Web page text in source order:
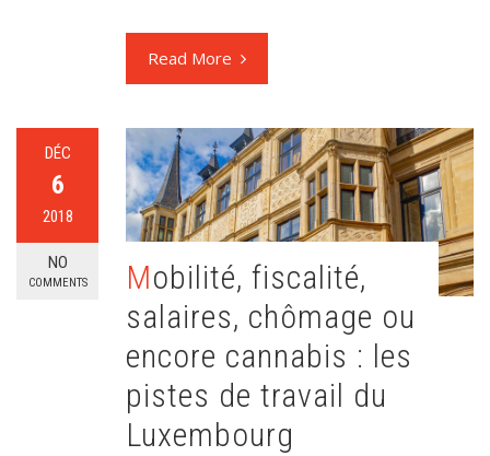
Read More
DÉC
6
2018
NO
COMMENTS
Mobilité, fiscalité,
salaires, chômage ou
encore cannabis : les
pistes de travail du
Luxembourg